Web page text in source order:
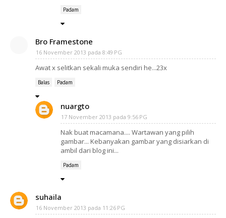
Padam
Bro Framestone
16 November 2013 pada 8:49 PG
Awat x selitkan sekali muka sendiri he...23x
Balas Padam
nuargto
17 November 2013 pada 9:56 PG
Nak buat macamana.... Wartawan yang pilih
gambar... Kebanyakan gambar yang disiarkan di
ambil dari blog ini...
Padam
suhaila
16 November 2013 pada 11:26 PG